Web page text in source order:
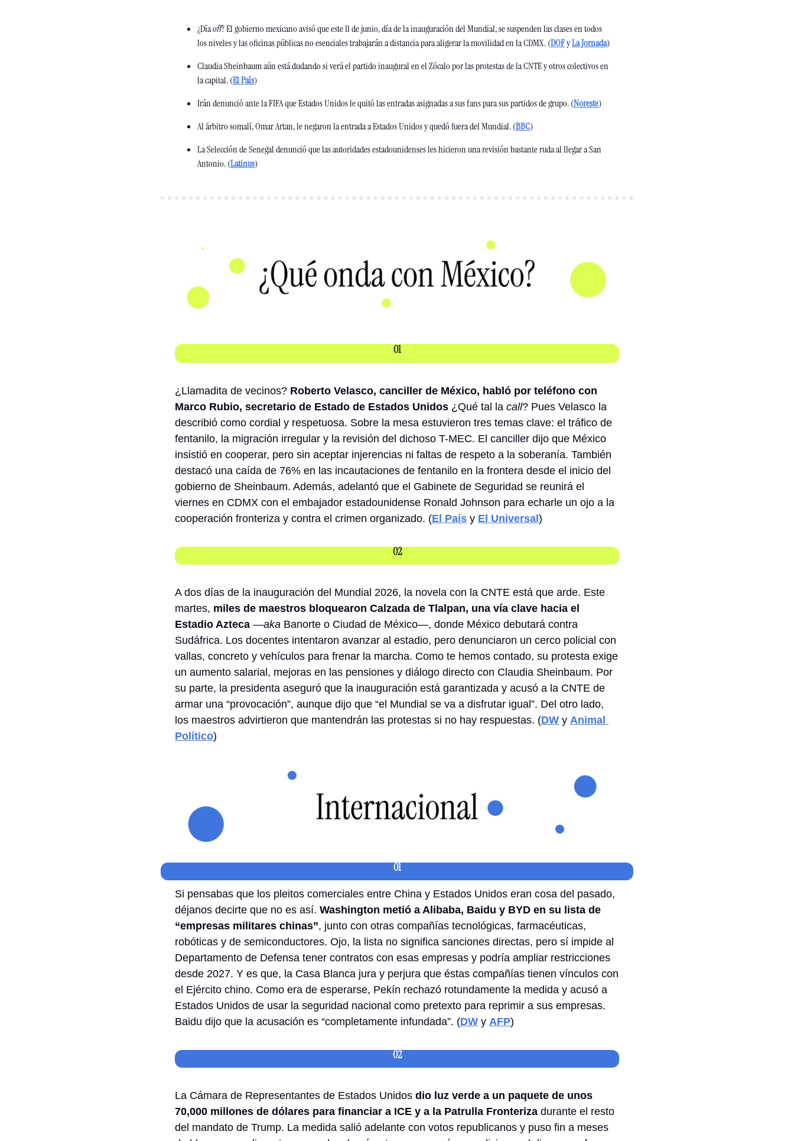
¿Día off? El gobierno mexicano avisó que este 11 de junio, día de la inauguración del Mundial, se suspenden las clases en todos
los niveles y las oficinas públicas no esenciales trabajarán a distancia para aligerar la movilidad en la CDMX. (DOF y La Jornada)
Claudia Sheinbaum aún está dudando si verá el partido inaugural en el Zócalo por las protestas de la CNTE y otros colectivos en
la capital. (El País)
Irán denunció ante la FIFA que Estados Unidos le quitó las entradas asignadas a sus fans para sus partidos de grupo. (Noreste)
Al árbitro somalí, Omar Artan, le negaron la entrada a Estados Unidos y quedó fuera del Mundial. (BBC)
La Selección de Senegal denunció que las autoridades estadounidenses les hicieron una revisión bastante ruda al llegar a San
Antonio. (Latinus)
01
¿Llamadita de vecinos? Roberto Velasco, canciller de México, habló por teléfono con
Marco Rubio, secretario de Estado de Estados Unidos ¿Qué tal la call? Pues Velasco la
describió como cordial y respetuosa. Sobre la mesa estuvieron tres temas clave: el tráfico de
fentanilo, la migración irregular y la revisión del dichoso T-MEC. El canciller dijo que México
insistió en cooperar, pero sin aceptar injerencias ni faltas de respeto a la soberanía. También
destacó una caída de 76% en las incautaciones de fentanilo en la frontera desde el inicio del
gobierno de Sheinbaum. Además, adelantó que el Gabinete de Seguridad se reunirá el
viernes en CDMX con el embajador estadounidense Ronald Johnson para echarle un ojo a la
cooperación fronteriza y contra el crimen organizado. (El País y El Universal)
02
A dos días de la inauguración del Mundial 2026, la novela con la CNTE está que arde. Este
martes, miles de maestros bloquearon Calzada de Tlalpan, una vía clave hacia el
Estadio Azteca —aka Banorte o Ciudad de México—, donde México debutará contra
Sudáfrica. Los docentes intentaron avanzar al estadio, pero denunciaron un cerco policial con
vallas, concreto y vehículos para frenar la marcha. Como te hemos contado, su protesta exige
un aumento salarial, mejoras en las pensiones y diálogo directo con Claudia Sheinbaum. Por
su parte, la presidenta aseguró que la inauguración está garantizada y acusó a la CNTE de
armar una “provocación”, aunque dijo que “el Mundial se va a disfrutar igual”. Del otro lado,
los maestros advirtieron que mantendrán las protestas si no hay respuestas. (DW y Animal
Político)
01
Si pensabas que los pleitos comerciales entre China y Estados Unidos eran cosa del pasado,
déjanos decirte que no es así. Washington metió a Alibaba, Baidu y BYD en su lista de
“empresas militares chinas”, junto con otras compañías tecnológicas, farmacéuticas,
robóticas y de semiconductores. Ojo, la lista no significa sanciones directas, pero sí impide al
Departamento de Defensa tener contratos con esas empresas y podría ampliar restricciones
desde 2027. Y es que, la Casa Blanca jura y perjura que éstas compañías tienen vínculos con
el Ejército chino. Como era de esperarse, Pekín rechazó rotundamente la medida y acusó a
Estados Unidos de usar la seguridad nacional como pretexto para reprimir a sus empresas.
Baidu dijo que la acusación es “completamente infundada”. (DW y AFP)
02
La Cámara de Representantes de Estados Unidos dio luz verde a un paquete de unos
70,000 millones de dólares para financiar a ICE y a la Patrulla Fronteriza durante el resto
del mandato de Trump. La medida salió adelante con votos republicanos y puso fin a meses